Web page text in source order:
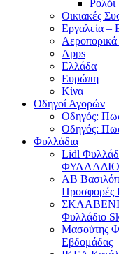
Ρολόι
Οικιακές
Εργαλεία –
Αεροπορικά
Apps
Ελλάδα
Ευρώπη
Κίνα
Οδηγοί Αγορών
Οδηγός:
Οδηγός:
Φυλλάδια
Lidl
ΦΥΛΛΑΔΙΟ
AB
Προσφορές
Φυλλάδιο
Μασούτης
Εβδομάδας